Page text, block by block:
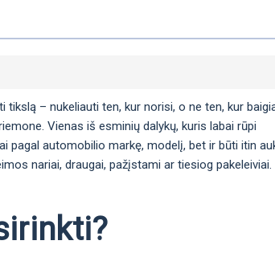
– nukeliauti ten, kur norisi, o ne ten, kur
Vienas iš esminių dalykų, kuris labai rūpi
pagal automobilio markę, modelį, bet ir būti itin
nariai, draugai, pažįstami ar tiesiog pakeleiviai.